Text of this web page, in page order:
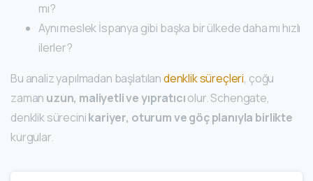
mı?
Aynı meslek İspanya gibi başka bir ülkede daha mı hızlı
ilerler?
Bu analiz yapılmadan başlatılandenklik süreçleri, çoğu
zaman uzun, maliyetli ve yıpratıcıolur. Schengate,
denklik sürecinikariyer, oturum ve göç planıyla birlikte
kurgular.